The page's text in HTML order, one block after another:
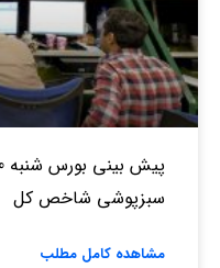
سبزپوشی شاخص کل
مشاهده کامل مطلب